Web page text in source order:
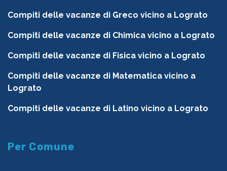
Compiti delle vacanze di Greco vicino a Lograto
Compiti delle vacanze di Chimica vicino a Lograto
Compiti delle vacanze di Fisica vicino a Lograto
Compiti delle vacanze di Matematica vicino a
Lograto
Compiti delle vacanze di Latino vicino a Lograto
Per Comune